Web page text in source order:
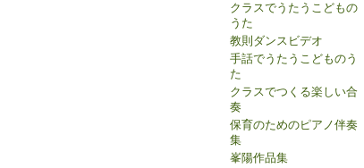
クラスでうたうこどもの
うた
教則ダンスビデオ
手話でうたうこどものう
た
クラスでつくる楽しい合
奏
保育のためのピアノ伴奏
集
峯陽作品集